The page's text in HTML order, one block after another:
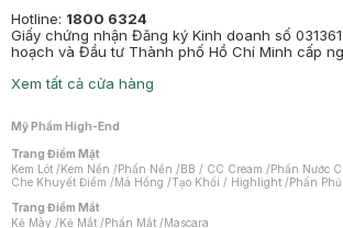
Hotline: 1800 6324
Giấy chứng nhận Đăng ký Kinh doanh số
hoạch và Đầu tư Thành phố Hồ Chí Minh cấp
Xem tất cả cửa hàng
Mỹ Phẩm High-End
Trang Điểm Mặt
Kem Lót /Kem Nền /Phấn Nền /BB / CC Cream /Phấn Nước
Che Khuyết Điểm /Má Hồng /Tạo Khối / Highlight /Phấn Phủ
Trang Điểm Mắt
Kẻ Mày /Kẻ Mắt /Phấn Mắt /Mascara